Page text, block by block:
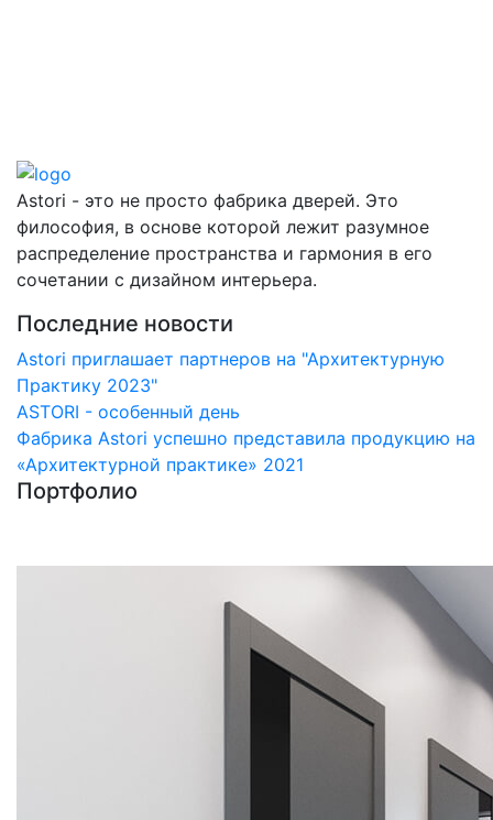
Astori - это не просто фабрика дверей. Это
философия, в основе которой лежит разумное
распределение пространства и гармония в его
сочетании с дизайном интерьера.
Последние новости
Astori приглашает партнеров на "Архитектурную
Практику 2023"
ASTORI - особенный день
Фабрика Astori успешно представила продукцию на
«Архитектурной практике» 2021
Портфолио